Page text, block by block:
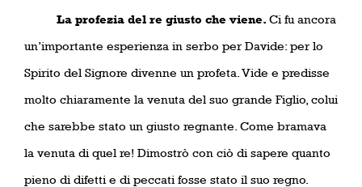
La profezia del re giusto che viene. Ci fu ancora
un’importante esperienza in serbo per Davide: per lo
Spirito del Signore divenne un profeta. Vide e predisse
molto chiaramente la venuta del suo grande Figlio, colui
che sarebbe stato un giusto regnante. Come bramava
la venuta di quel re! Dimostrò con ciò di sapere quanto
pieno di difetti e di peccati fosse stato il suo regno.